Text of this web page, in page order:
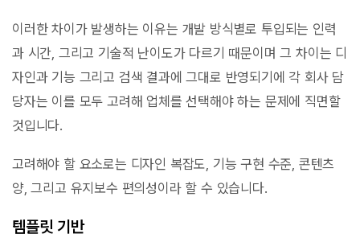
이러한 차이가 발생하는 이유는 개발 방식별로 투입되는 인력
과 시간, 그리고 기술적 난이도가 다르기 때문이며 그 차이는 디
자인과 기능 그리고 검색 결과에 그대로 반영되기에 각 회사 담
당자는 이를 모두 고려해 업체를 선택해야 하는 문제에 직면할
것입니다.
고려해야 할 요소로는 디자인 복잡도, 기능 구현 수준, 콘텐츠
양, 그리고 유지보수 편의성이라 할 수 있습니다.
템플릿 기반